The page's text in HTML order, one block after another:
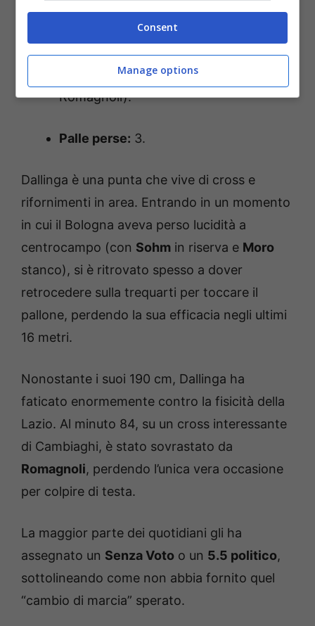
Passaggi riusciti:4 su 6 (67%).
Duelli aerei vinti:1 su 3 (sovrastato da
Romagnoli).
Palle perse: 3.
Dallinga è una punta che vive di cross e
rifornimenti in area. Entrando in un momento
in cui il Bologna aveva perso lucidità a
centrocampo (con Sohm in riserva e Moro
stanco), si è ritrovato spesso a dover
retrocedere sulla trequarti per toccare il
pallone, perdendo la sua efficacia negli ultimi
16 metri.
Nonostante i suoi 190 cm, Dallinga ha
faticato enormemente contro la fisicità della
Lazio. Al minuto 84, su un cross interessante
di Cambiaghi, è stato sovrastato da
Romagnoli, perdendo l’unica vera occasione
per colpire di testa.
La maggior parte dei quotidiani gli ha
assegnato un Senza Voto o un 5.5 politico,
sottolineando come non abbia fornito quel
“cambio di marcia” sperato.
Consent
Manage options